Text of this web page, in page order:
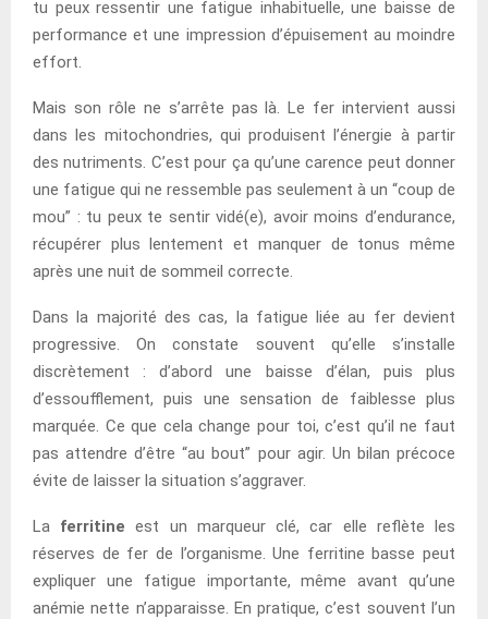
tu peux ressentir une fatigue inhabituelle, une baisse de
performance et une impression d’épuisement au moindre
effort.
Mais son rôle ne s’arrête pas là. Le fer intervient aussi
dans les mitochondries, qui produisent l’énergie à partir
des nutriments. C’est pour ça qu’une carence peut donner
une fatigue qui ne ressemble pas seulement à un “coup de
mou” : tu peux te sentir vidé(e), avoir moins d’endurance,
récupérer plus lentement et manquer de tonus même
après une nuit de sommeil correcte.
Dans la majorité des cas, la fatigue liée au fer devient
progressive. On constate souvent qu’elle s’installe
discrètement : d’abord une baisse d’élan, puis plus
d’essoufflement, puis une sensation de faiblesse plus
marquée. Ce que cela change pour toi, c’est qu’il ne faut
pas attendre d’être “au bout” pour agir. Un bilan précoce
évite de laisser la situation s’aggraver.
La ferritine est un marqueur clé, car elle reflète les
réserves de fer de l’organisme. Une ferritine basse peut
expliquer une fatigue importante, même avant qu’une
anémie nette n’apparaisse. En pratique, c’est souvent l’un